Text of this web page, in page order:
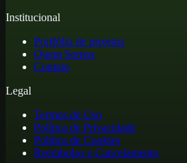
Institucional
Portfólio de projetos
Quem Somos
Contato
Legal
Termos de Uso
Política de Privacidade
Política de Cookies
Reembolso e Cancelamento